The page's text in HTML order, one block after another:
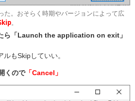
た。おそらく時期やバージョンによって広
。
ら「Launch the application on exit」
もSkipしていい。
くので「Cancel」